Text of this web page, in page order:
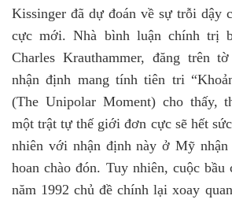
Kissinger đã dự đoán về sự trỗi dậy
cực mới. Nhà bình luận chính trị
Charles Krauthammer, đăng trên
nhận định mang tính tiên tri
(The Unipolar Moment) cho thấy,
một trật tự thế giới đơn cực sẽ hết
nhiên với nhận định này ở Mỹ
hoan chào đón. Tuy nhiên, cuộc
năm 1992 chủ đề chính lại xoay